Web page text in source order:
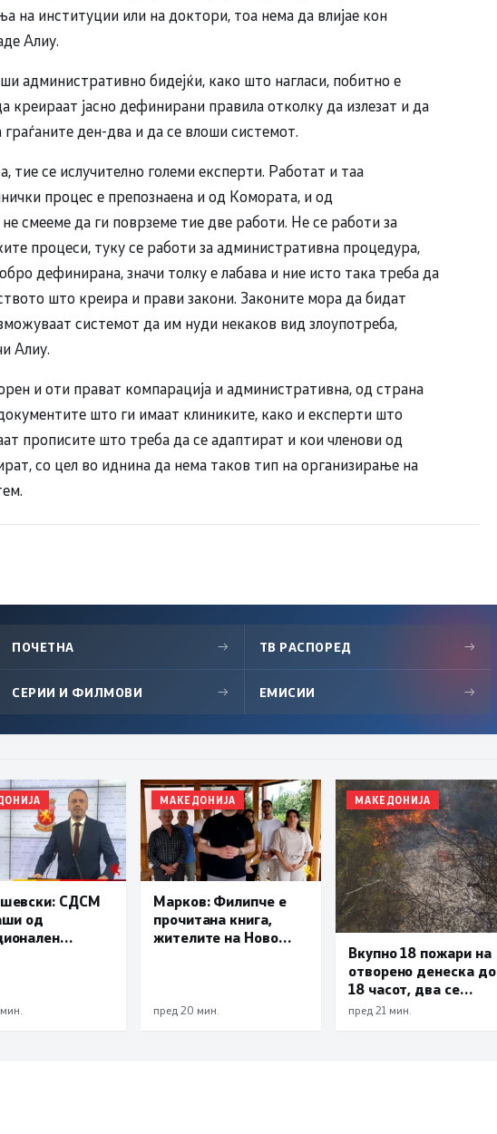
на институции или на доктори, тоа нема да влијае кон
Алиу.
административно бидејќи, како што нагласи, побитно е
креираат јасно дефинирани правила отколку да излезат и да
ден-два и да се влоши системот.
тие се ислучително големи експерти. Работат и таа
процес е препознаена и од Комората, и од
смееме да ги поврземе тие две работи. Не се работи за
процеси, туку се работи за административна процедура,
дефинирана, значи толку е лабава и ние исто така треба да
што креира и прави закони. Законите мора да бидат
системот да им нуди некаков вид злоупотреба,
Алиу.
и оти прават компарација и административна, од страна
што ги имаат клиниките, како и експерти што
прописите што треба да се адаптират и кои членови од
со цел во иднина да нема таков тип на организирање на
ПОЧЕТНА → ТВ РАСПОРЕД →
СЕРИИ И ФИЛМОВИ → ЕМИСИИ →
СДСМ
од
МАКЕДОНИЈА
Марков: Филипче е
прочитана книга,
жителите на Ново
политиката на тензии
пред 20 мин.
МАКЕДОНИЈА
Вкупно 18 пожари на
отворено денеска до
18 часот, два се
активни
пред 21 мин.